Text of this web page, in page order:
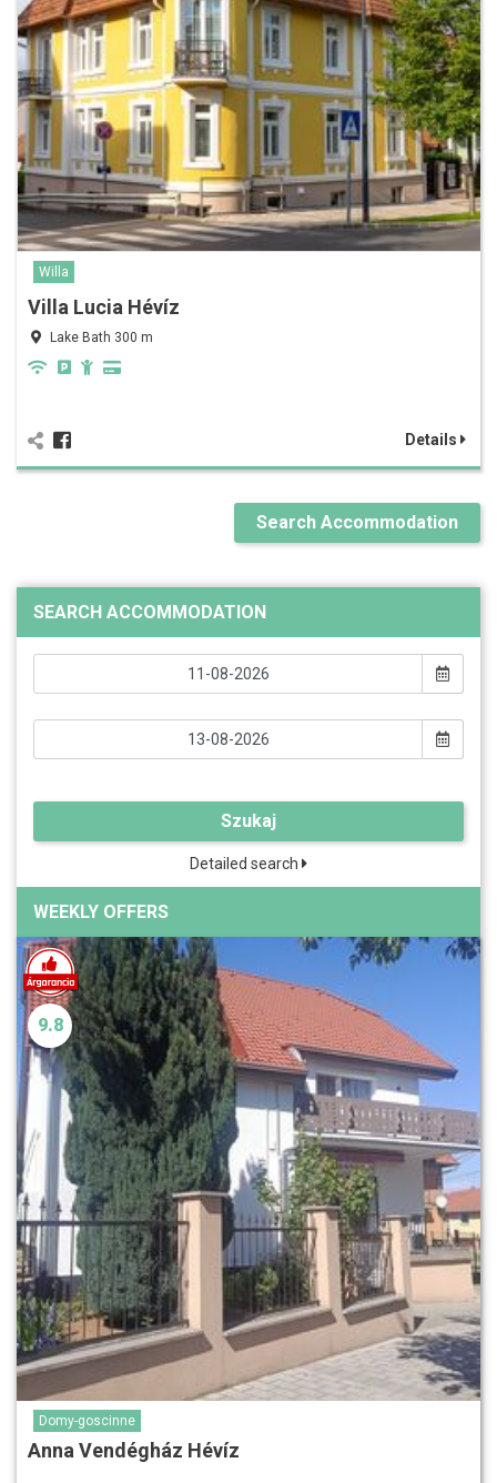
Willa
Villa Lucia Hévíz
Lake Bath 300 m
Details
Search Accommodation
SEARCH ACCOMMODATION
Szukaj
Detailed search
WEEKLY OFFERS
9.8
Domy-goscinne
Anna Vendégház Hévíz